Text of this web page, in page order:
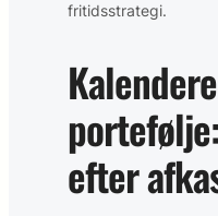
fritidsstrategi.
efter